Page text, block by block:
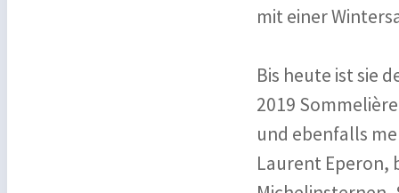
mit einer
Bis heute ist sie
2019
und ebenfalls
Laurent Eperon,